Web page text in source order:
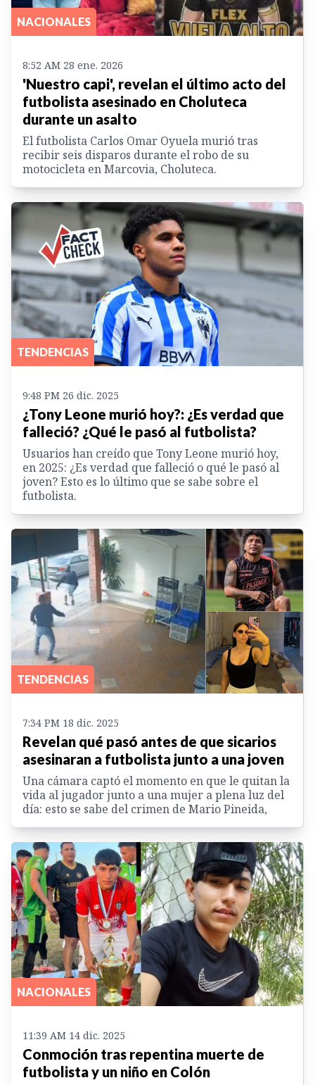
NACIONALES
8:52 AM 28 ene. 2026
'Nuestro capi', revelan el último acto del
futbolista asesinado en Choluteca
durante un asalto
El futbolista Carlos Omar Oyuela murió tras
recibir seis disparos durante el robo de su
motocicleta en Marcovia, Choluteca.
TENDENCIAS
9:48 PM 26 dic. 2025
¿Tony Leone murió hoy?: ¿Es verdad que
falleció? ¿Qué le pasó al futbolista?
Usuarios han creído que Tony Leone murió hoy,
en 2025: ¿Es verdad que falleció o qué le pasó al
joven? Esto es lo último que se sabe sobre el
futbolista.
TENDENCIAS
7:34 PM 18 dic. 2025
Revelan qué pasó antes de que sicarios
asesinaran a futbolista junto a una joven
Una cámara captó el momento en que le quitan la
vida al jugador junto a una mujer a plena luz del
día: esto se sabe del crimen de Mario Pineida,
NACIONALES
11:39 AM 14 dic. 2025
Conmoción tras repentina muerte de
futbolista y un niño en Colón